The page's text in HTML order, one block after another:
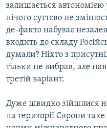
залишається автономією
нічого суттєво не
де-факто набуває
входить до складу
думали? Ніхто з
тільки не вибрав, але
третій варіант.
Дуже швидко зійшлися
на території Європи